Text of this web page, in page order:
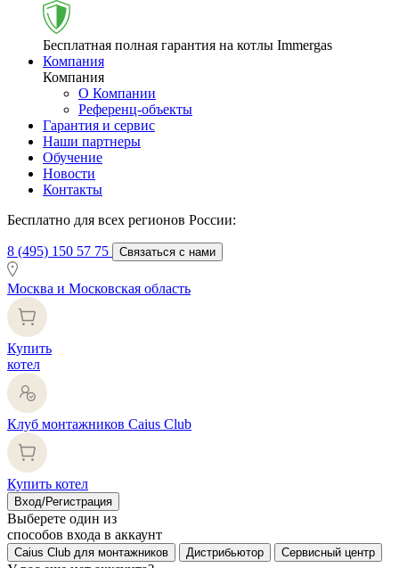
Бесплатная полная гарантия на котлы Immergas
Компания
Компания
О Компании
Референц-объекты
Гарантия и сервис
Наши партнеры
Обучение
Новости
Контакты
Бесплатно для всех регионов России:
8 (495) 150 57 75 Связаться с нами
Москва и Московская область
Купить
котел
Клуб монтажников Caius Club
Купить котел
Вход/Регистрация
Выберете один из
способов входа в аккаунт
Caius Club для монтажников Дистрибьютор Сервисный центр